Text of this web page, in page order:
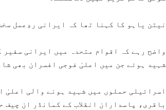
نیتن یاہو کا کہنا تھا کہ ایرانی ردِعمل
شہید ہوئے جن میں اعلیٰ فوجی افسران بھی شامل ہیں جبکہ 320 سے
اسرائیلی حملوں میں شہید ہونے والی
باقری، پاسداران انقلاب کے کمانڈر ان